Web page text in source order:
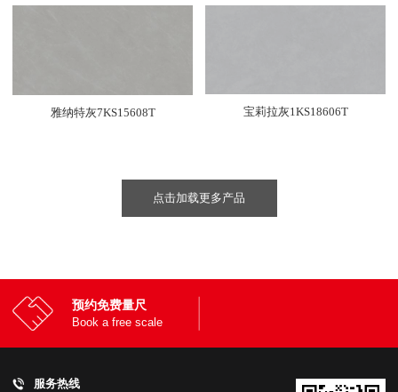
雅纳特灰7KS15608T 宝莉拉灰1KS18606T
点击加载更多产品
预约免费量尺
Book a free scale
服务热线